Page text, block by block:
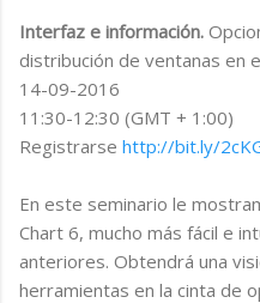
Interfaz e información.
distribución de ventanas en
14-09-2016
11:30-12:30 (GMT + 1:00)
Registrarse http://bit.ly/
En este seminario le
Chart 6, mucho más fácil e
anteriores. Obtendrá una
herramientas en la cinta de